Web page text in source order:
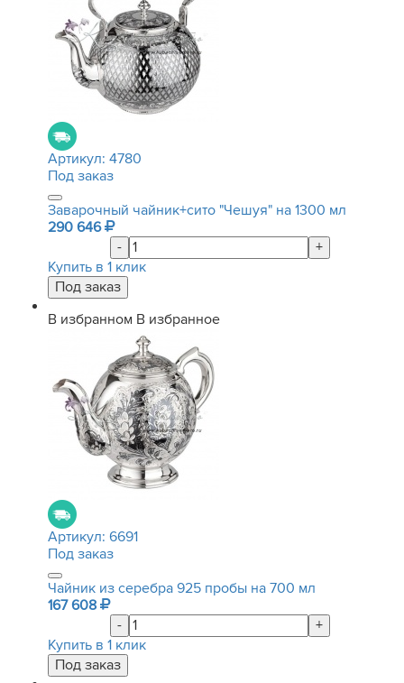
Артикул: 4780
Под заказ
Заварочный чайник+сито "Чешуя" на 1300 мл
290 646
-
+
Купить в 1 клик
В избранном В избранное
Артикул: 6691
Под заказ
Чайник из серебра 925 пробы на 700 мл
167 608
-
+
Купить в 1 клик